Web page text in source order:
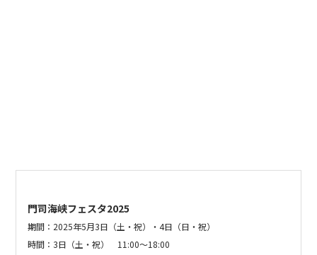
門司海峡フェスタ2025
期間：2025年5月3日（土・祝）・4日（日・祝）
時間：3日（土・祝） 11:00〜18:00